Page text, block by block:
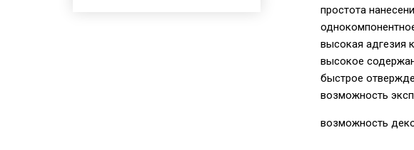
простота
высокая адгезия
высокое
быстрое
возможность
возможность